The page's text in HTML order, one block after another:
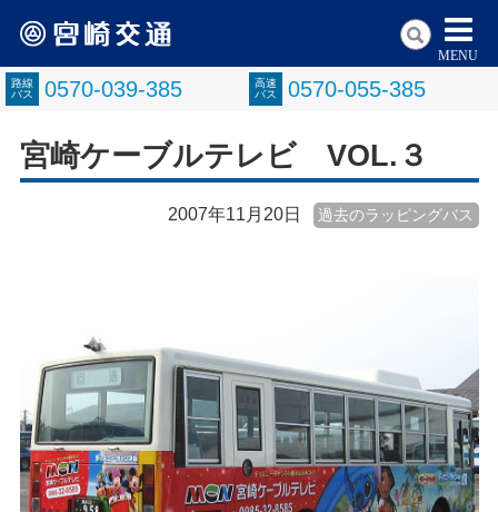
路線
バス
0570-039-385
高速
バス
0570-055-385
MENU
宮崎ケーブルテレビ VOL.３
2007年11月20日 過去のラッピングバス